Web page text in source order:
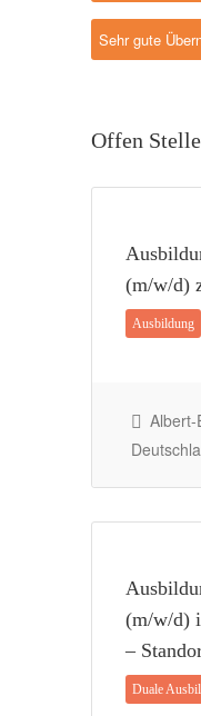
Sehr gute
Offen
(m/w/d)
Ausbildung
(m/w/d)
–
Duale